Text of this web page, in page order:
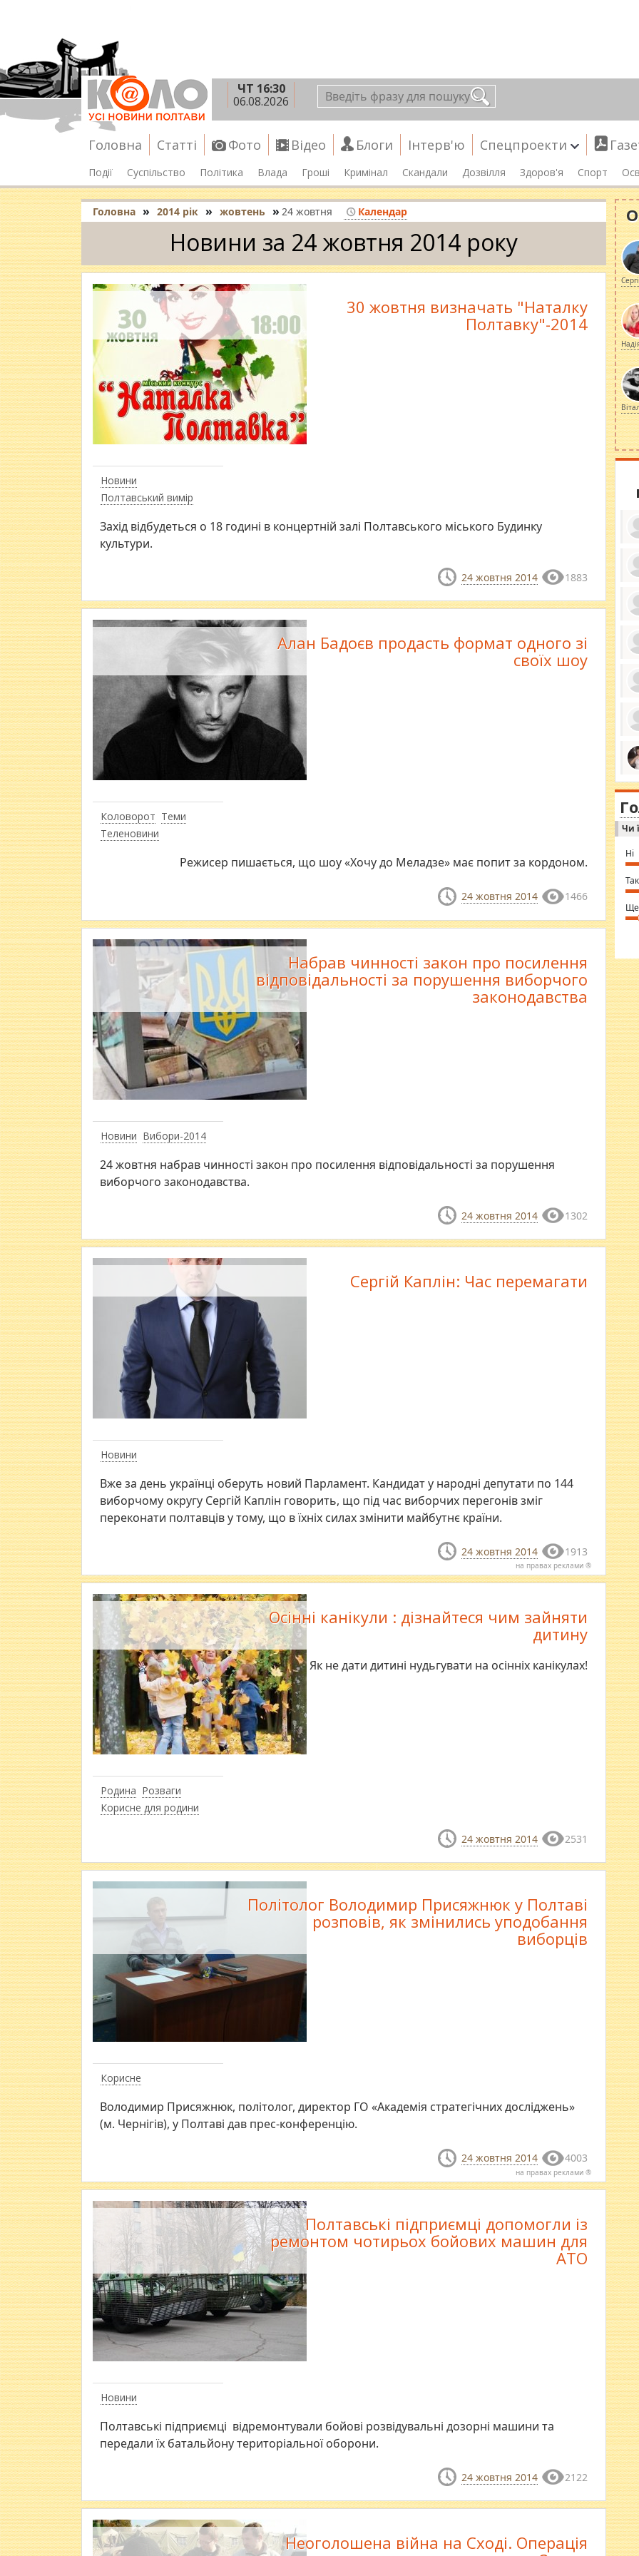
ЧТ 16:30
06.08.2026
Головна Статті Фото Відео Блоги Інтерв'ю Спецпроекти
Події Суспільство Політика Влада Гроші Кримінал Скандали Дозвілля Здоров'я Спорт
Головна » 2014 рік » жовтень » 24 жовтня Календар
Новини за 24 жовтня 2014 року
Новини
Полтавський вимір
30 жовтня визначать "Наталку
Полтавку"-2014
Захід відбудеться о 18 годині в концертній залі Полтавського міського Будинку
культури.
24 жовтня 2014 1883
Коловорот Теми
Теленовини
Алан Бадоєв продасть формат одного зі
своїх шоу
Режисер пишається, що шоу «Хочу до Меладзе» має попит за кордоном.
24 жовтня 2014 1466
Новини Вибори-2014
Набрав чинності закон про посилення
відповідальності за порушення виборчого
законодавства
24 жовтня набрав чинності закон про посилення відповідальності за порушення
виборчого законодавства.
24 жовтня 2014 1302
Новини
Сергій Каплін: Час перемагати
Вже за день українці оберуть новий Парламент. Кандидат у народні депутати по 144
виборчому округу Сергій Каплін говорить, що під час виборчих перегонів зміг
переконати полтавців у тому, що в їхніх силах змінити майбутнє країни.
24 жовтня 2014 1913
на правах реклами ®
Родина Розваги
Корисне для родини
Осінні канікули : дізнайтеся чим зайняти
дитину
Як не дати дитині нудьгувати на осінніх канікулах!
24 жовтня 2014 2531
Корисне
Політолог Володимир Присяжнюк у Полтаві
розповів, як змінились уподобання
виборців
Володимир Присяжнюк, політолог, директор ГО «Академія стратегічних досліджень»
(м. Чернігів), у Полтаві дав прес-конференцію.
24 жовтня 2014 4003
на правах реклами ®
Новини
Полтавські підприємці допомогли із
ремонтом чотирьох бойових машин для
АТО
​Полтавські підприємці відремонтували бойові розвідувальні дозорні машини та
передали їх батальйону територіальної оборони.
24 жовтня 2014 2122
Неоголошена війна на Сході. Операція
за
ми
in
⇒
Чи
Ні
Так
Ще